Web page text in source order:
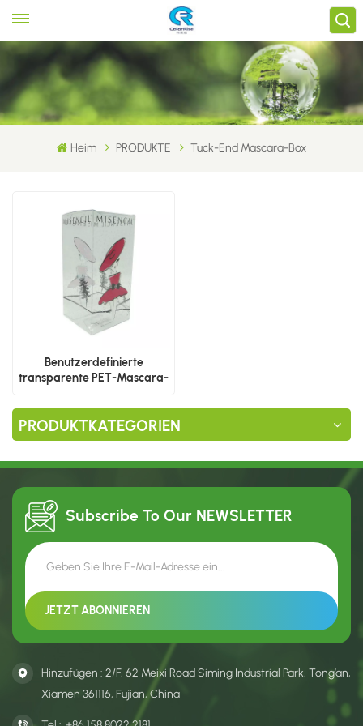
Heim PRODUKTE Tuck-End Mascara-Box
Benutzerdefinierte
transparente PET-Mascara-
Trapezform
PRODUKTKATEGORIEN
Subscribe To Our NEWSLETTER
Hinzufügen : 2/F, 62 Meixi Road Siming Industrial Park, Tong’an,
Xiamen 361116, Fujian, China